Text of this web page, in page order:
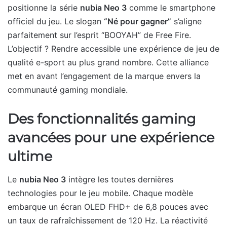
positionne la série nubia Neo 3 comme le smartphone
officiel du jeu. Le slogan “Né pour gagner” s’aligne
parfaitement sur l’esprit “BOOYAH” de Free Fire.
L’objectif ? Rendre accessible une expérience de jeu de
qualité e-sport au plus grand nombre. Cette alliance
met en avant l’engagement de la marque envers la
communauté gaming mondiale.
Des fonctionnalités gaming
avancées pour une expérience
ultime
Le nubia Neo 3 intègre les toutes dernières
technologies pour le jeu mobile. Chaque modèle
embarque un écran OLED FHD+ de 6,8 pouces avec
un taux de rafraîchissement de 120 Hz. La réactivité